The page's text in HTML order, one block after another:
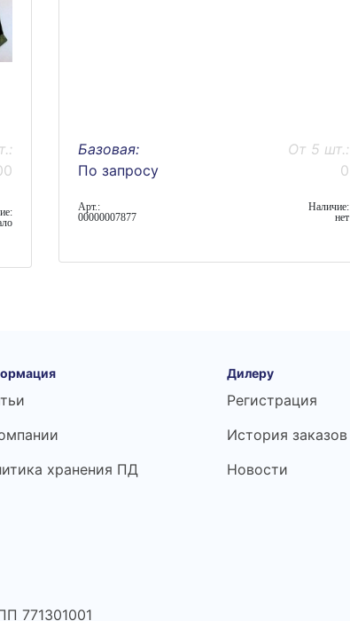
Базовая:
По запросу
От 5 шт.:
0
Арт.:
00000007877
Наличие:
нет
хранения ПД
Дилеру
Регистрация
История заказов
Новости
771301001